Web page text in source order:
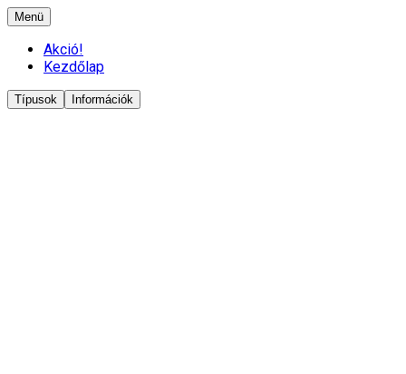
Menü
Akció!
Kezdőlap
Típusok Információk